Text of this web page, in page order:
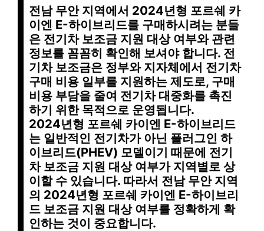
전남 무안 지역에서 2024년형 포르쉐 카
이엔 E-하이브리드를 구매하시려는 분들
은 전기차 보조금 지원 대상 여부와 관련
정보를 꼼꼼히 확인해 보셔야 합니다. 전
기차 보조금은 정부와 지자체에서 전기차
구매 비용 일부를 지원하는 제도로, 구매
비용 부담을 줄여 전기차 대중화를 촉진
하기 위한 목적으로 운영됩니다.
2024년형 포르쉐 카이엔 E-하이브리드
는 일반적인 전기차가 아닌 플러그인 하
이브리드(PHEV) 모델이기 때문에 전기
차 보조금 지원 대상 여부가 지역별로 상
이할 수 있습니다. 따라서 전남 무안 지역
의 2024년형 포르쉐 카이엔 E-하이브리
드 보조금 지원 대상 여부를 정확하게 확
인하는 것이 중요합니다.